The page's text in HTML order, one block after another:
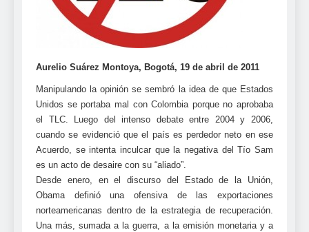
Aurelio Suárez Montoya, Bogotá, 19 de abril de 2011
Manipulando la opinión se sembró la idea de que Estados
Unidos se portaba mal con Colombia porque no aprobaba
el TLC. Luego del intenso debate entre 2004 y 2006,
cuando se evidenció que el país es perdedor neto en ese
Acuerdo, se intenta inculcar que la negativa del Tío Sam
es un acto de desaire con su “aliado”.
Desde enero, en el discurso del Estado de la Unión,
Obama definió una ofensiva de las exportaciones
norteamericanas dentro de la estrategia de recuperación.
Una más, sumada a la guerra, a la emisión monetaria y a